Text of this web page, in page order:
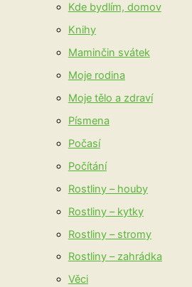
Kde bydlím, domov
Knihy
Maminčin svátek
Moje rodina
Moje tělo a zdraví
Písmena
Počasí
Počítání
Rostliny – houby
Rostliny – kytky
Rostliny – stromy
Rostliny – zahrádka
Věci